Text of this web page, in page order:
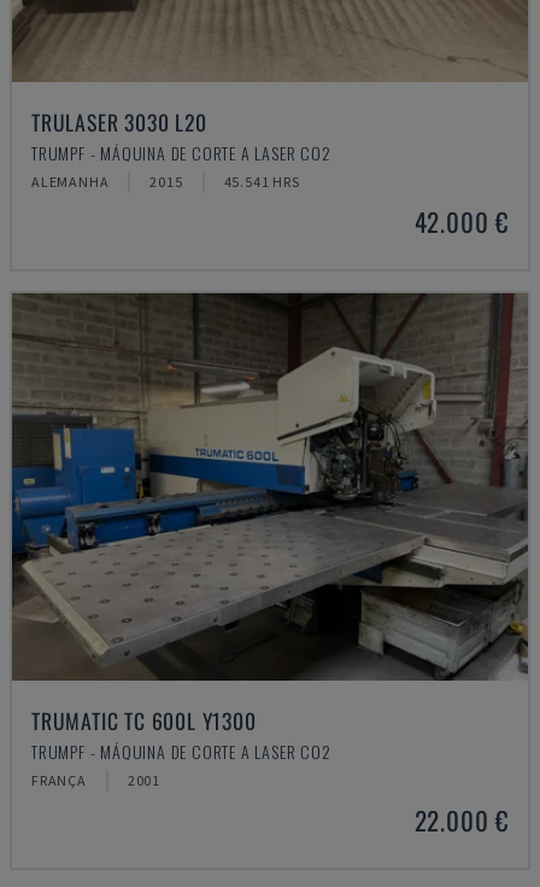
TRULASER 3030 L20
TRUMPF - MÁQUINA DE CORTE A LASER CO2
ALEMANHA 2015 45.541 HRS
42.000 €
TRUMATIC TC 600L Y1300
TRUMPF - MÁQUINA DE CORTE A LASER CO2
FRANÇA 2001
22.000 €